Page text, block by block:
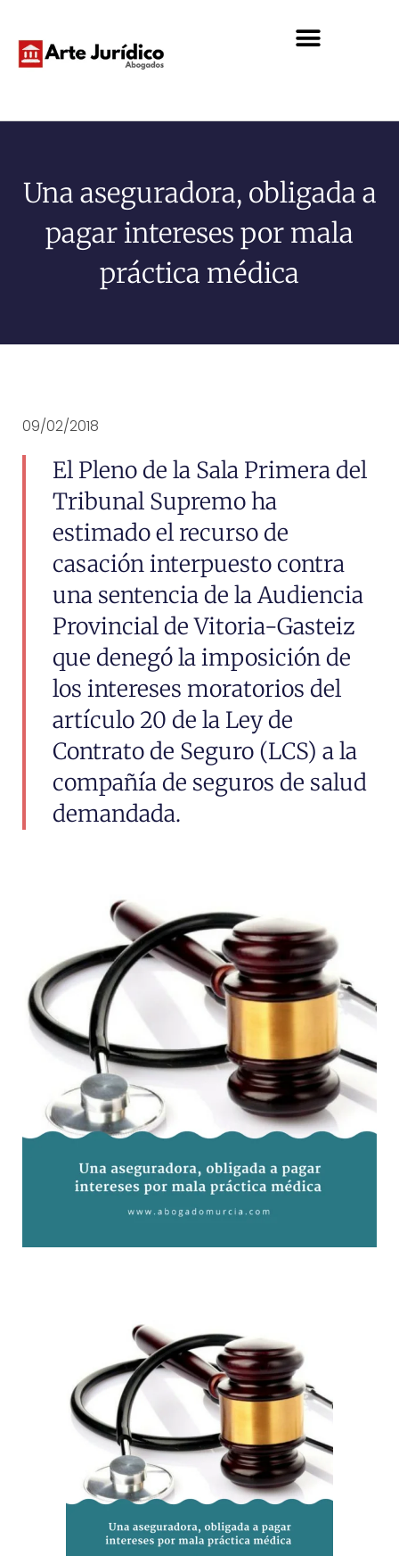
Una aseguradora, obligada a
pagar intereses por mala
práctica médica
09/02/2018
El Pleno de la Sala Primera del
Tribunal Supremo ha
estimado el recurso de
casación interpuesto contra
una sentencia de la Audiencia
Provincial de Vitoria-Gasteiz
que denegó la imposición de
los intereses moratorios del
artículo 20 de la Ley de
Contrato de Seguro (LCS) a la
compañía de seguros de salud
demandada.